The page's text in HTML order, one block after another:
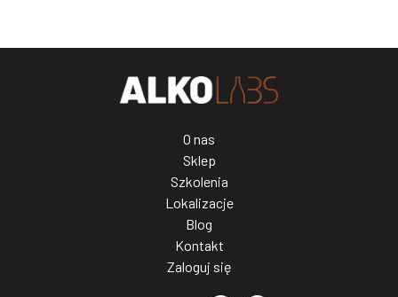
O nas
Sklep
Szkolenia
Lokalizacje
Blog
Kontakt
Zaloguj się